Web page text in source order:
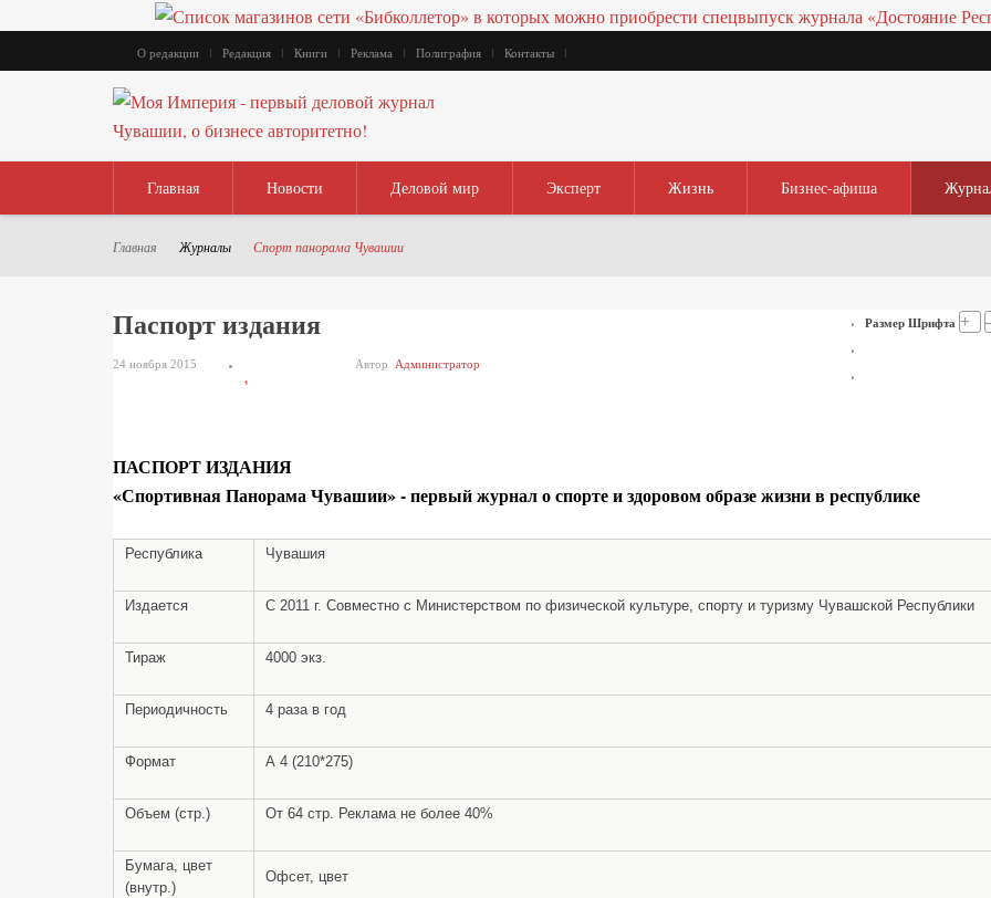
О редакции Редакция Книги Реклама Полиграфия Контакты
Главная Новости Деловой мир Эксперт Жизнь Бизнес-афиша
Главная Журналы Спорт панорама Чувашии
Паспорт издания Размер Шрифта +
24 ноября 2015
1
4
5
Автор Администратор
ПАСПОРТ ИЗДАНИЯ
«Спортивная Панорама Чувашии» - первый журнал о спорте и здоровом образе жизни в республике
Республика Чувашия
Издается С 2011 г. Совместно с Министерством по физической культуре, спорту и туризму Чувашской Республики
Тираж 4000 экз.
Периодичность 4 раза в год
Формат А 4 (210*275)
Объем (стр.) От 64 стр. Реклама не более 40%
Бумага, цвет
(внутр.)
Офсет, цвет